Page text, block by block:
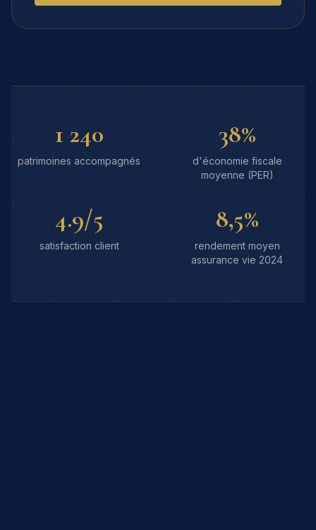
1 240
patrimoines accompagnés
38%
d'économie fiscale
moyenne (PER)
4.9/5
satisfaction client
8,5%
rendement moyen
assurance vie 2024